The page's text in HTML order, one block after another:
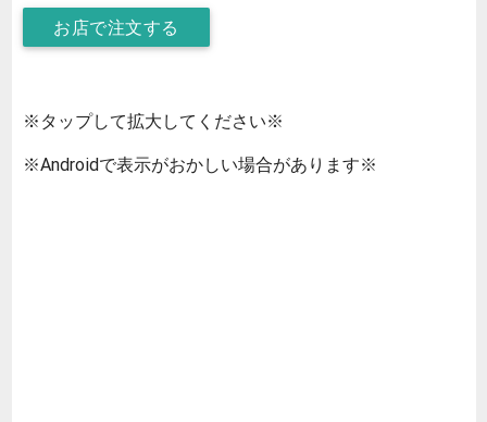
お店で注文する
※タップして拡大してください※
※Androidで表示がおかしい場合があります※